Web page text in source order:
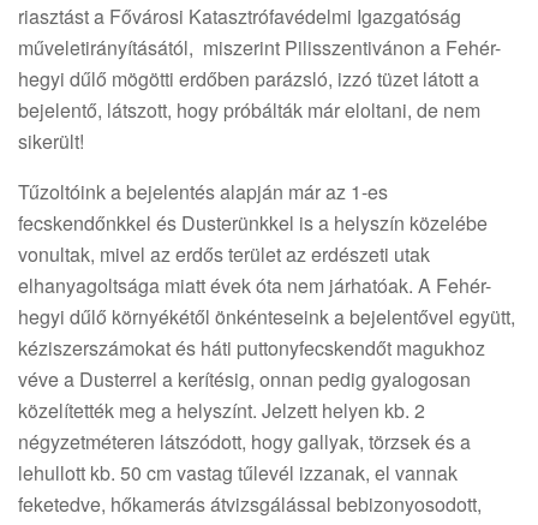
riasztást a Fővárosi Katasztrófavédelmi Igazgatóság
műveletirányításától, miszerint Pilisszentivánon a Fehér-
hegyi dűlő mögötti erdőben parázsló, izzó tüzet látott a
bejelentő, látszott, hogy próbálták már eloltani, de nem
sikerült!
Tűzoltóink a bejelentés alapján már az 1-es
fecskendőnkkel és Dusterünkkel is a helyszín közelébe
vonultak, mivel az erdős terület az erdészeti utak
elhanyagoltsága miatt évek óta nem járhatóak. A Fehér-
hegyi dűlő környékétől önkénteseink a bejelentővel együtt,
kéziszerszámokat és háti puttonyfecskendőt magukhoz
véve a Dusterrel a kerítésig, onnan pedig gyalogosan
közelítették meg a helyszínt. Jelzett helyen kb. 2
négyzetméteren látszódott, hogy gallyak, törzsek és a
lehullott kb. 50 cm vastag tűlevél izzanak, el vannak
feketedve, hőkamerás átvizsgálással bebizonyosodott,